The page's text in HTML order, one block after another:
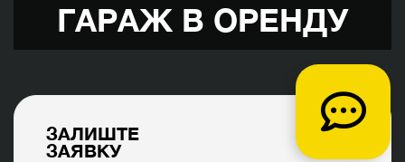
ГАРАЖ В ОРЕНДУ
ЗАЛИШТЕ
ЗАЯВКУ